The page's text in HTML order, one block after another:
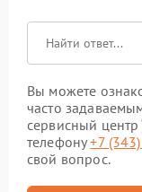
Вы можете
часто
сервисный
телефону+7
свой вопрос.